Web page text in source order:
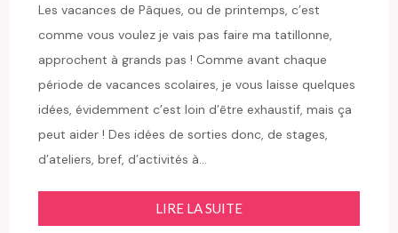
Les vacances de Pâques, ou de printemps, c’est
comme vous voulez je vais pas faire ma tatillonne,
approchent à grands pas ! Comme avant chaque
période de vacances scolaires, je vous laisse quelques
idées, évidemment c’est loin d’être exhaustif, mais ça
peut aider ! Des idées de sorties donc, de stages,
d’ateliers, bref, d’activités à…
LIRE LA SUITE